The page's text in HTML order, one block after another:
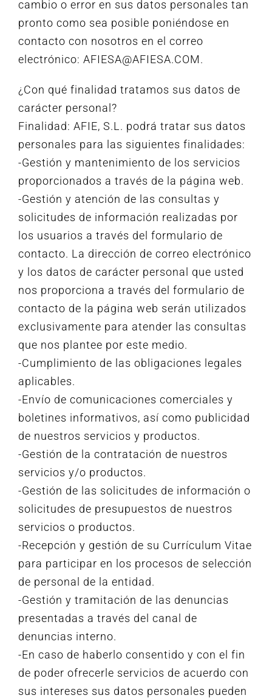
cambio o error en sus datos personales tan
pronto como sea posible poniéndose en
contacto con nosotros en el correo
electrónico: AFIESA@AFIESA.COM.
¿Con qué finalidad tratamos sus datos de
carácter personal?
Finalidad: AFIE, S.L. podrá tratar sus datos
personales para las siguientes finalidades:
-Gestión y mantenimiento de los servicios
proporcionados a través de la página web.
-Gestión y atención de las consultas y
solicitudes de información realizadas por
los usuarios a través del formulario de
contacto. La dirección de correo electrónico
y los datos de carácter personal que usted
nos proporciona a través del formulario de
contacto de la página web serán utilizados
exclusivamente para atender las consultas
que nos plantee por este medio.
-Cumplimiento de las obligaciones legales
aplicables.
-Envío de comunicaciones comerciales y
boletines informativos, así como publicidad
de nuestros servicios y productos.
-Gestión de la contratación de nuestros
servicios y/o productos.
-Gestión de las solicitudes de información o
solicitudes de presupuestos de nuestros
servicios o productos.
-Recepción y gestión de su Currículum Vitae
para participar en los procesos de selección
de personal de la entidad.
-Gestión y tramitación de las denuncias
presentadas a través del canal de
denuncias interno.
-En caso de haberlo consentido y con el fin
de poder ofrecerle servicios de acuerdo con
sus intereses sus datos personales pueden